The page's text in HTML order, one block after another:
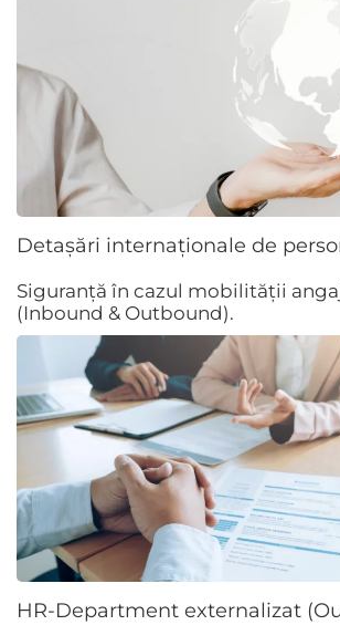
Detașări internaționale de
Siguranță în cazul mobilității
(Inbound & Outbound).
HR-Department externalizat